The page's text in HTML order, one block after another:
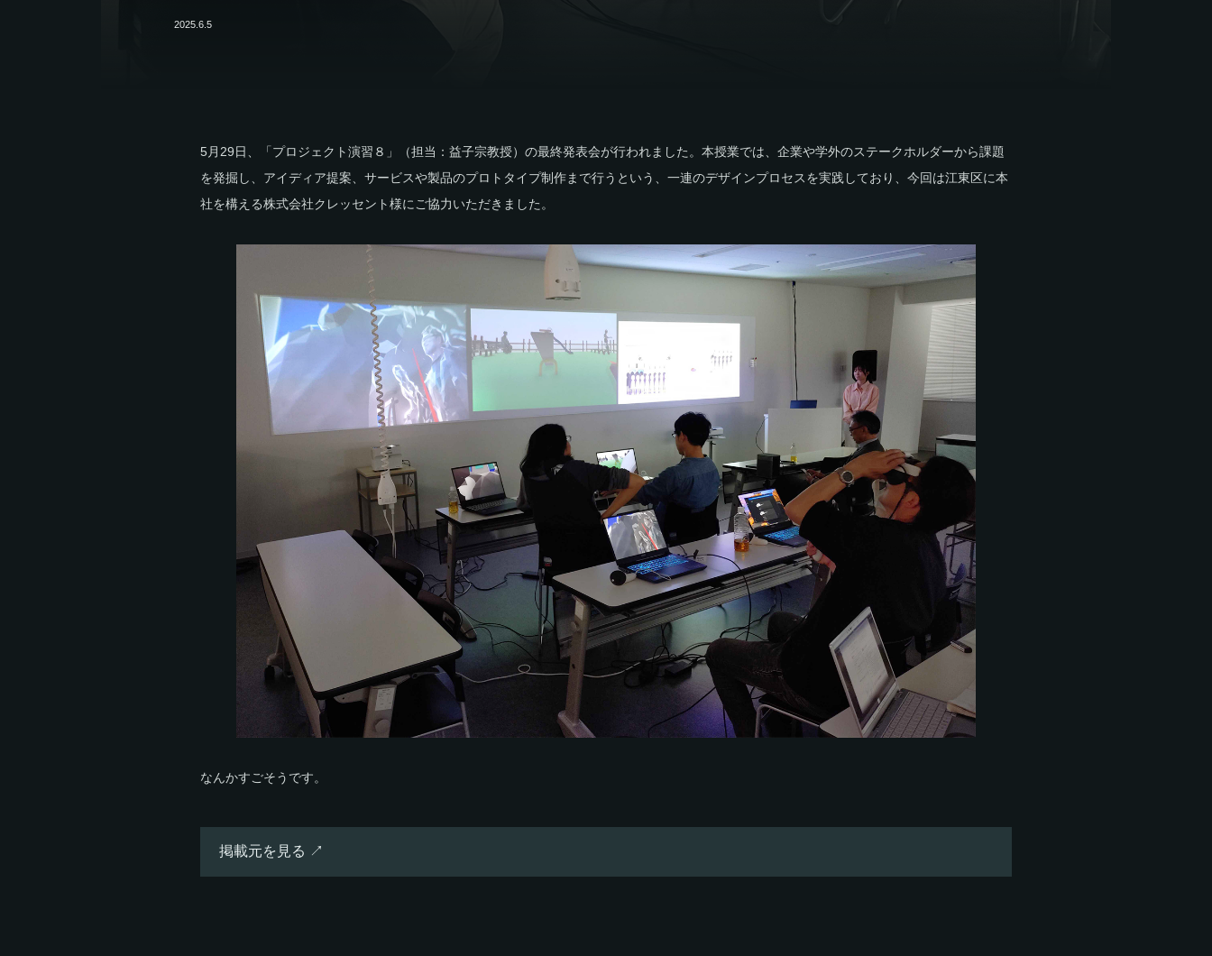
2025.6.5
5月29日、「プロジェクト演習８」（担当：益子宗教授）の最終発表会が行われました。本授業では、企業や学外のステークホルダーから課題
を発掘し、アイディア提案、サービスや製品のプロトタイプ制作まで行うという、一連のデザインプロセスを実践しており、今回は江東区に本
社を構える株式会社クレッセント様にご協力いただきました。
なんかすごそうです。
掲載元を見る ↗